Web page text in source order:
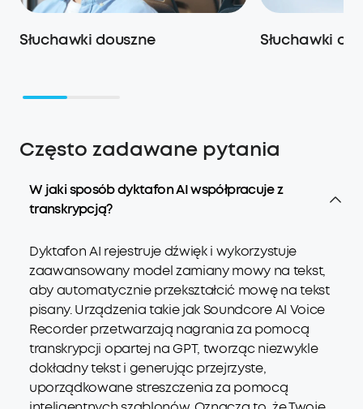
Słuchawki douszne Słuchawki
Często zadawane pytania
W jaki sposób dyktafon AI współpracuje z
transkrypcją?
Dyktafon AI rejestruje dźwięk i wykorzystuje
zaawansowany model zamiany mowy na tekst,
aby automatycznie przekształcić mowę na tekst
pisany. Urządzenia takie jak Soundcore AI Voice
Recorder przetwarzają nagrania za pomocą
transkrypcji opartej na GPT, tworząc niezwykle
dokładny tekst i generując przejrzyste,
uporządkowane streszczenia za pomocą